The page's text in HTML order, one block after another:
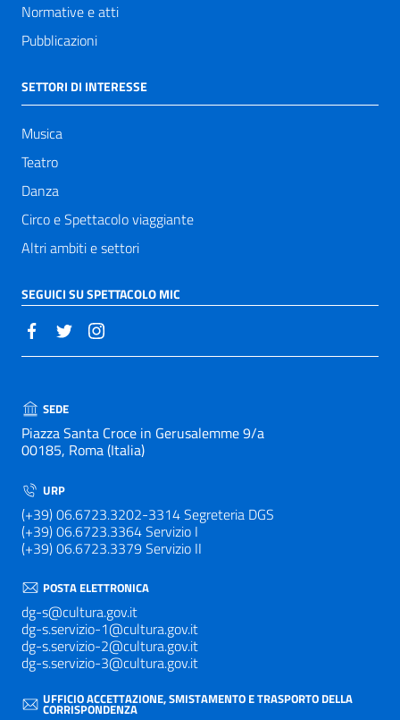
Normative e atti
Pubblicazioni
SETTORI DI INTERESSE
Musica
Teatro
Danza
Circo e Spettacolo viaggiante
Altri ambiti e settori
SEGUICI SU SPETTACOLO MIC
SEDE
Piazza Santa Croce in Gerusalemme 9/a
00185, Roma (Italia)
URP
(+39) 06.6723.3202-3314 Segreteria DGS
(+39) 06.6723.3364 Servizio I
(+39) 06.6723.3379 Servizio II
POSTA ELETTRONICA
dg-s@cultura.gov.it
dg-s.servizio-1@cultura.gov.it
dg-s.servizio-2@cultura.gov.it
dg-s.servizio-3@cultura.gov.it
UFFICIO ACCETTAZIONE, SMISTAMENTO E TRASPORTO DELLA
CORRISPONDENZA